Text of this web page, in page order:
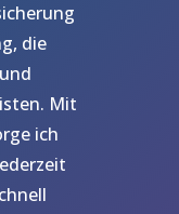
die
Mit
ich